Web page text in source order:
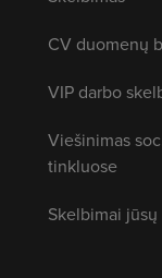
CV duomenų
VIP darbo
Viešinimas
tinkluose
Skelbimai